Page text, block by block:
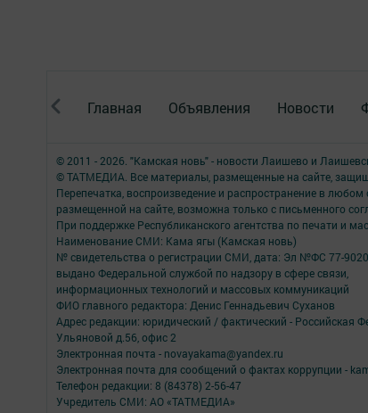
Главная Объявления Новости
© 2011 - 2026. "Камская новь" - новости Лаишево и
© ТАТМЕДИА. Все материалы, размещенные на сайте,
Перепечатка, воспроизведение и распространение в
размещенной на сайте, возможна только с письменного
При поддержке Республиканского агентства по печати и
Наименование СМИ: Кама ягы (Камская новь)
№ свидетельства о регистрации СМИ, дата: Эл №ФC 77-
выдано Федеральной службой по надзору в сфере связи,
информационных технологий и массовых коммуникаций
ФИО главного редактора: Денис Геннадьевич Суханов
Адрес редакции: юридический / фактический - Российская
Ульяновой д.56, офис 2
Электронная почта - novayakama@yandex.ru
Электронная почта для сообщений о фактах коррупции -
Телефон редакции: 8 (84378) 2-56-47
Учредитель СМИ: АО «ТАТМЕДИА»